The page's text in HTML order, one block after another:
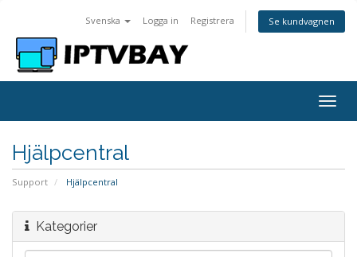
Svenska Logga in Registrera Se kundvagnen
Hjälpcentral
Support Hjälpcentral
Kategorier